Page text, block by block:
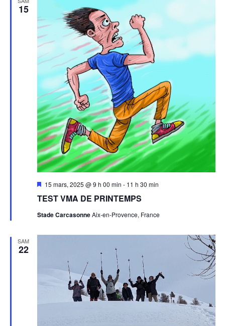
15
TEST VMA DE PRINTEMPS
Mis
avant
15 mars, 2025 @ 9 h 00 min - 11 h 30 min
Stade CarcasonneAix-en-Provence, France
SAM
22